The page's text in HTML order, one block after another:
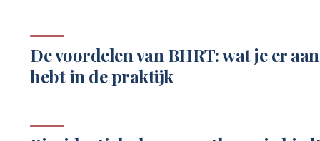
De voordelen van BHRT: wat je er aan
hebt in de praktijk